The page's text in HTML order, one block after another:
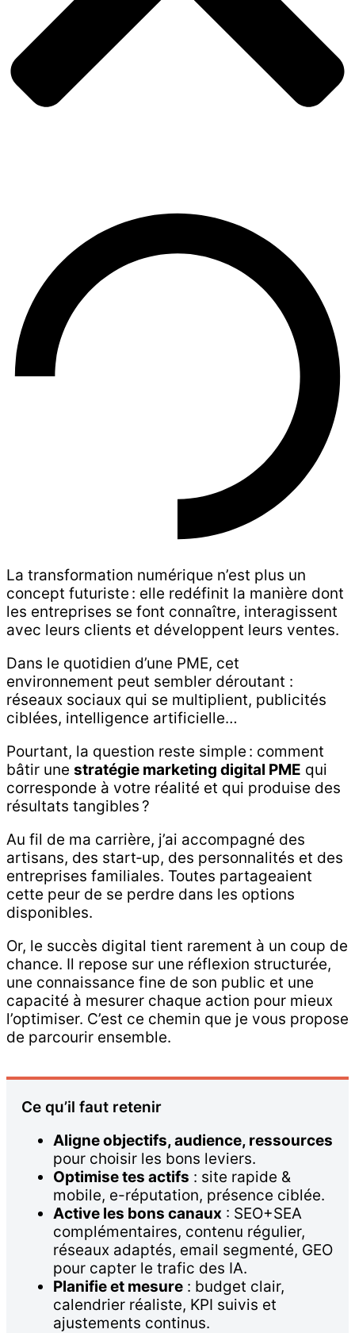
La transformation numérique n’est plus un
concept futuriste : elle redéfinit la manière dont
les entreprises se font connaître, interagissent
avec leurs clients et développent leurs ventes.
Dans le quotidien d’une PME, cet
environnement peut sembler déroutant :
réseaux sociaux qui se multiplient, publicités
ciblées, intelligence artificielle…
Pourtant, la question reste simple : comment
bâtir une stratégie marketing digital PME qui
corresponde à votre réalité et qui produise des
résultats tangibles ?
Au fil de ma carrière, j’ai accompagné des
artisans, des start‑up, des personnalités et des
entreprises familiales. Toutes partageaient
cette peur de se perdre dans les options
disponibles.
Or, le succès digital tient rarement à un coup de
chance. Il repose sur une réflexion structurée,
une connaissance fine de son public et une
capacité à mesurer chaque action pour mieux
l’optimiser. C’est ce chemin que je vous propose
de parcourir ensemble.
Ce qu’il faut retenir
Aligne objectifs, audience, ressources
pour choisir les bons leviers.
Optimise tes actifs : site rapide &
mobile, e-réputation, présence ciblée.
Active les bons canaux : SEO+SEA
complémentaires, contenu régulier,
réseaux adaptés, email segmenté, GEO
pour capter le trafic des IA.
Planifie et mesure : budget clair,
calendrier réaliste, KPI suivis et
ajustements continus.